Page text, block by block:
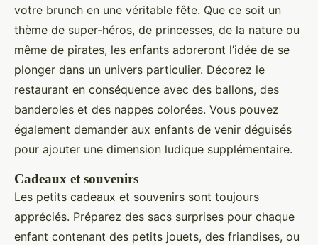
votre brunch en une véritable fête. Que ce soit un
thème de super-héros, de princesses, de la nature ou
même de pirates, les enfants adoreront l’idée de se
plonger dans un univers particulier. Décorez le
restaurant en conséquence avec des ballons, des
banderoles et des nappes colorées. Vous pouvez
également demander aux enfants de venir déguisés
pour ajouter une dimension ludique supplémentaire.
Cadeaux et souvenirs
Les petits cadeaux et souvenirs sont toujours
appréciés. Préparez des sacs surprises pour chaque
enfant contenant des petits jouets, des friandises, ou